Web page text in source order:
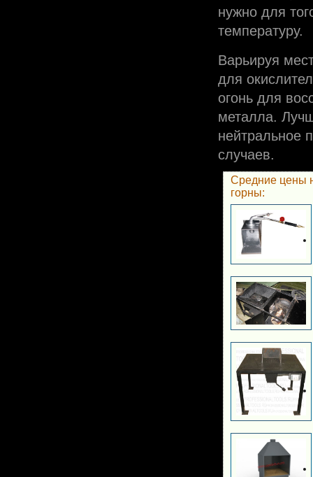
нужно для
температуру.
Варьируя
для
огонь для
металла.
нейтральное
случаев.
Средние цены
горны: